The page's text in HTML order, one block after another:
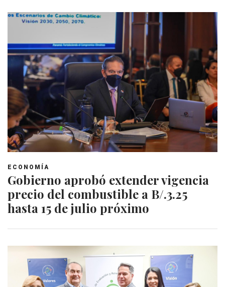
ECONOMÍA
Gobierno aprobó extender vigencia
precio del combustible a B/.3.25
hasta 15 de julio próximo